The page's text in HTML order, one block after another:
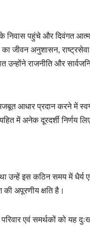
निवास पहुंचे और दिवंगत
जीवन अनुशासन,
उन्होंने राजनीति और
आधार प्रदान करने में
में अनेक दूरदर्शी निर्णय
उन्हें इस कठिन समय में
अपूरणीय क्षति है।
एवं समर्थकों को यह